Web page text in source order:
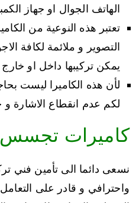
الهاتف الجوال او جهاز
تعتبر هذه النوعية من
التصوير و ملائمة لكافة
يمكن تركيبها داخل او خارج
لأن هذه الكاميرا ليست
لكم عدم انقطاع الاشارة
كاميرات تجسس
نسعى دائما الى تأمين فني
واحترافي و قادر على